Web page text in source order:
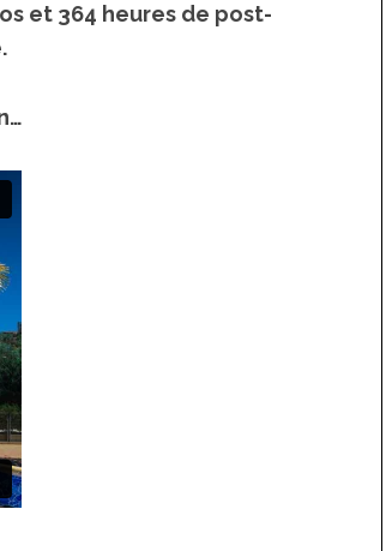
et 364 heures de post-